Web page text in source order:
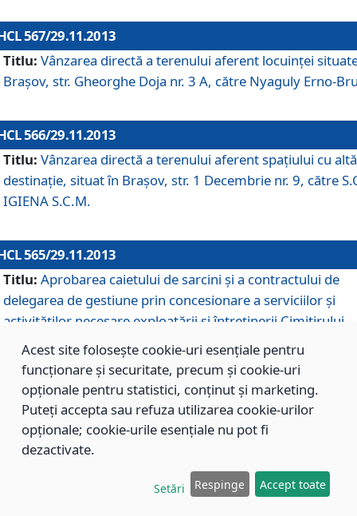
567/29.11.2013
Titlu: Vânzarea directă a terenului aferent locuinţei
Braşov, str. Gheorghe Doja nr. 3 A, către Nyaguly Erno-
566/29.11.2013
Titlu: Vânzarea directă a terenului aferent spaţiului cu altă
destinaţie, situat în Braşov, str. 1 Decembrie nr. 9, către
IGIENA S.C.M.
565/29.11.2013
Titlu: Aprobarea caietului de sarcini şi a contractului de
delegarea de gestiune prin concesionare a serviciilor şi
activităţilor necesare exploatării şi întreţinerii Cimitirului
Municipal Braşov situat în str. Dimitrie Anghel nr. 19.
564/29.11.2013
Titlu: Completarea şi modificarea H.C.L. nr. 446/2013,
care s-a aprobat studiul de fundamentare pentru
Acest site folosește cookie-uri esențiale pentru
funcționare și securitate, precum și cookie-uri
opționale pentru statistici, conținut și marketing.
Puteți accepta sau refuza utilizarea cookie-urilor
opționale; cookie-urile esențiale nu pot fi
dezactivate.
Setări Respinge Accept toate